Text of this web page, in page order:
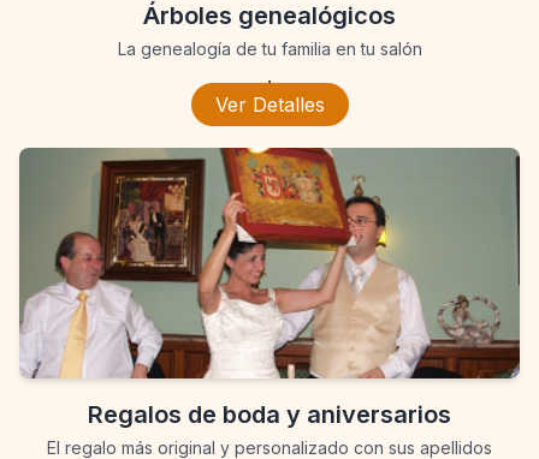
Árboles genealógicos
La genealogía de tu familia en tu salón
.
Ver Detalles
Regalos de boda y aniversarios
El regalo más original y personalizado con sus apellidos